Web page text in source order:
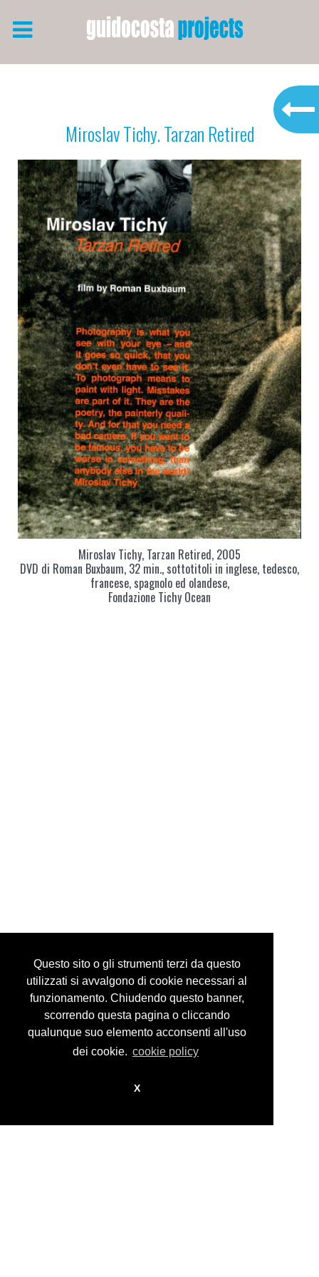
Questo sito o gli strumenti terzi da questo
utilizzati si avvalgono di cookie necessari al
funzionamento. Chiudendo questo banner,
scorrendo questa pagina o cliccando
qualunque suo elemento acconsenti all'uso
dei cookie. cookie policy
X
Miroslav Tichy. Tarzan Retired
Miroslav Tichy, Tarzan Retired, 2005
DVD di Roman Buxbaum, 32 min., sottotitoli in inglese, tedesco,
francese, spagnolo ed olandese,
Fondazione Tichy Ocean
Privacy Policy
© guidocosta projects 2016 - 2026
design bynikita workstation web_sign